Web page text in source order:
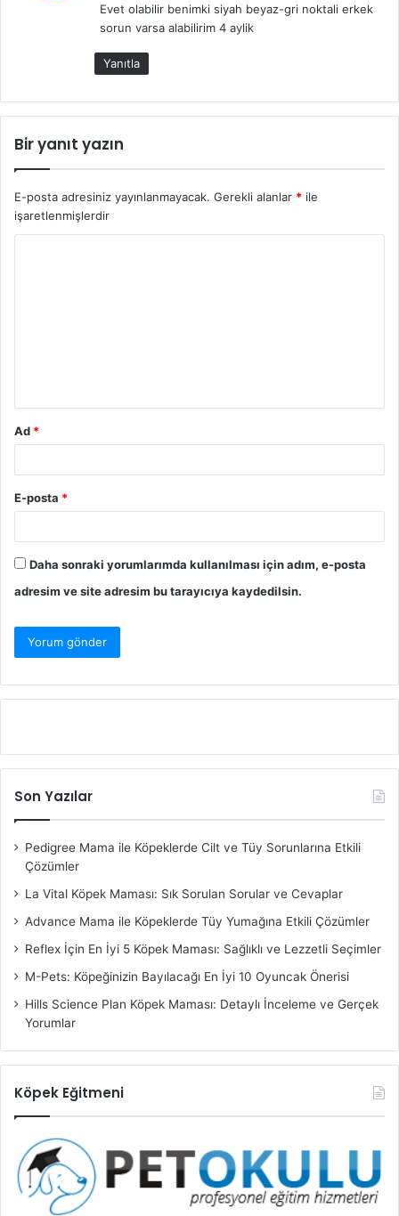
i
k
Evet olabilir benimki siyah beyaz-gri noktali erkek
sorun varsa alabilirim 4 aylik
Yanıtla
Bir yanıt yazın
E-posta adresiniz yayınlanmayacak. Gerekli alanlar * ile
işaretlenmişlerdir
Ad *
E-posta *
Daha sonraki yorumlarımda kullanılması için adım, e-posta
adresim ve site adresim bu tarayıcıya kaydedilsin.
Son Yazılar
Pedigree Mama ile Köpeklerde Cilt ve Tüy Sorunlarına Etkili
Çözümler
La Vital Köpek Maması: Sık Sorulan Sorular ve Cevaplar
Advance Mama ile Köpeklerde Tüy Yumağına Etkili Çözümler
Reflex İçin En İyi 5 Köpek Maması: Sağlıklı ve Lezzetli Seçimler
M-Pets: Köpeğinizin Bayılacağı En İyi 10 Oyuncak Önerisi
Hills Science Plan Köpek Maması: Detaylı İnceleme ve Gerçek
Yorumlar
Köpek Eğitmeni